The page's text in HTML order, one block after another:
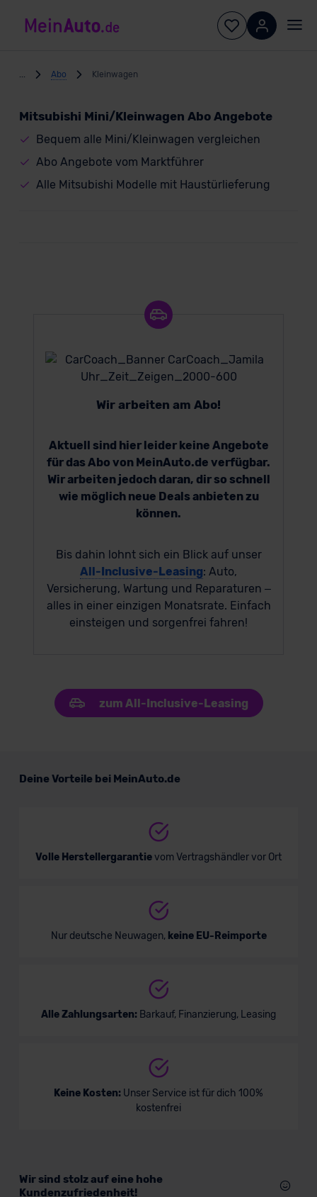
Abo Kleinwagen
Mitsubishi Mini/Kleinwagen Abo Angebote
Bequem alle Mini/Kleinwagen vergleichen
Abo Angebote vom Marktführer
Alle Mitsubishi Modelle mit Haustürlieferung
Wir arbeiten am Abo!
Aktuell sind hier leider keine Angebote
für das Abo von MeinAuto.de verfügbar.
Wir arbeiten jedoch daran, dir so schnell
wie möglich neue Deals anbieten zu
können.
Bis dahin lohnt sich ein Blick auf unser
All-Inclusive-Leasing: Auto,
Versicherung, Wartung und Reparaturen –
alles in einer einzigen Monatsrate. Einfach
einsteigen und sorgenfrei fahren!
zum All-Inclusive-Leasing
Deine Vorteile bei MeinAuto.de
Volle Herstellergarantievom Vertragshändler vor Ort
Nur deutsche Neuwagen, keine EU-Reimporte
Alle Zahlungsarten: Barkauf, Finanzierung, Leasing
Keine Kosten: Unser Service ist für dich 100%
kostenfrei
Wir sind stolz auf eine hohe
Kundenzufriedenheit!